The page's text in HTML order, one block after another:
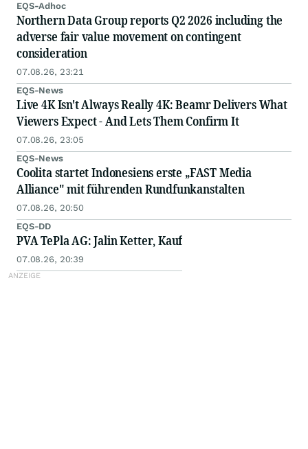
EQS-Adhoc
Northern Data Group reports Q2 2026 including the
adverse fair value movement on contingent
consideration
07.08.26, 23:21
EQS-News
Live 4K Isn't Always Really 4K: Beamr Delivers What
Viewers Expect - And Lets Them Confirm It
07.08.26, 23:05
EQS-News
Coolita startet Indonesiens erste „FAST Media
Alliance" mit führenden Rundfunkanstalten
07.08.26, 20:50
EQS-DD
PVA TePla AG: Jalin Ketter, Kauf
07.08.26, 20:39